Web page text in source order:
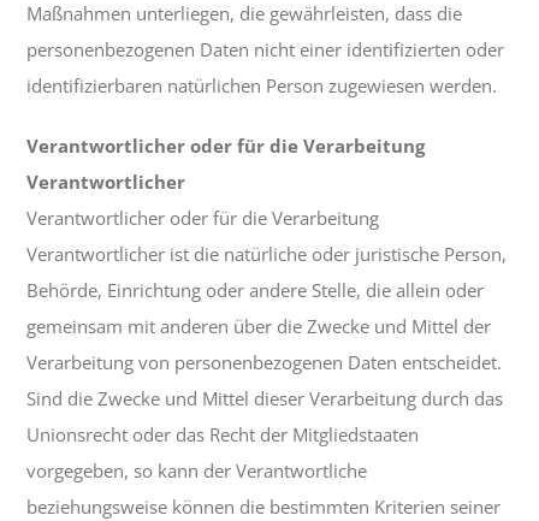
Maßnahmen unterliegen, die gewährleisten, dass die
personenbezogenen Daten nicht einer identifizierten oder
identifizierbaren natürlichen Person zugewiesen werden.
Verantwortlicher oder für die Verarbeitung
Verantwortlicher
Verantwortlicher oder für die Verarbeitung
Verantwortlicher ist die natürliche oder juristische Person,
Behörde, Einrichtung oder andere Stelle, die allein oder
gemeinsam mit anderen über die Zwecke und Mittel der
Verarbeitung von personenbezogenen Daten entscheidet.
Sind die Zwecke und Mittel dieser Verarbeitung durch das
Unionsrecht oder das Recht der Mitgliedstaaten
vorgegeben, so kann der Verantwortliche
beziehungsweise können die bestimmten Kriterien seiner